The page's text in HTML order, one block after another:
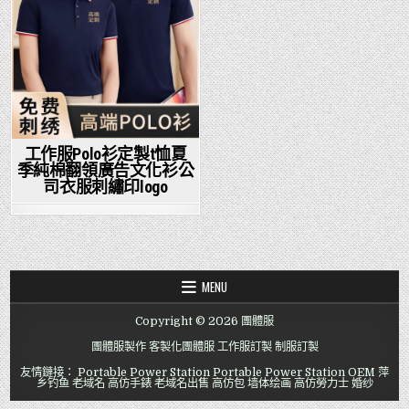
工作服Polo衫定製t恤夏
季純棉翻領廣告文化衫公
司衣服刺繡印logo
MENU
Copyright © 2026 團體服
團體服製作 客製化團體服 工作服訂製 制服訂製
友情鏈接： Portable Power Station Portable Power Station OEM 萍
乡钓鱼 老域名 高仿手錶 老域名出售 高仿包 墙体绘画 高仿勞力士 婚纱